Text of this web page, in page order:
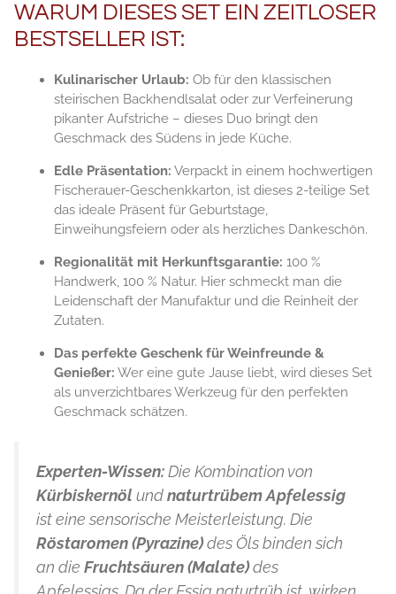
WARUM DIESES SET EIN ZEITLOSER
BESTSELLER IST:
Kulinarischer Urlaub: Ob für den klassischen
steirischen Backhendlsalat oder zur Verfeinerung
pikanter Aufstriche – dieses Duo bringt den
Geschmack des Südens in jede Küche.
Edle Präsentation: Verpackt in einem hochwertigen
Fischerauer-Geschenkkarton, ist dieses 2-teilige Set
das ideale Präsent für Geburtstage,
Einweihungsfeiern oder als herzliches Dankeschön.
Regionalität mit Herkunftsgarantie: 100 %
Handwerk, 100 % Natur. Hier schmeckt man die
Leidenschaft der Manufaktur und die Reinheit der
Zutaten.
Das perfekte Geschenk für Weinfreunde &
Genießer: Wer eine gute Jause liebt, wird dieses Set
als unverzichtbares Werkzeug für den perfekten
Geschmack schätzen.
Experten-Wissen:Die Kombination von
Kürbiskernöl undnaturtrübem Apfelessig
ist eine sensorische Meisterleistung. Die
Röstaromen (Pyrazine)des Öls binden sich
an die Fruchtsäuren (Malate)des